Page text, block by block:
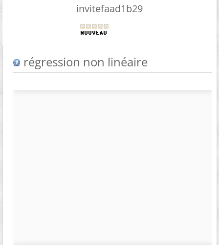
invitefaad1b29
régression non linéaire